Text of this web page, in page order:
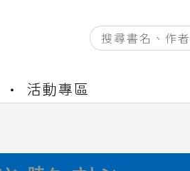
活動專區